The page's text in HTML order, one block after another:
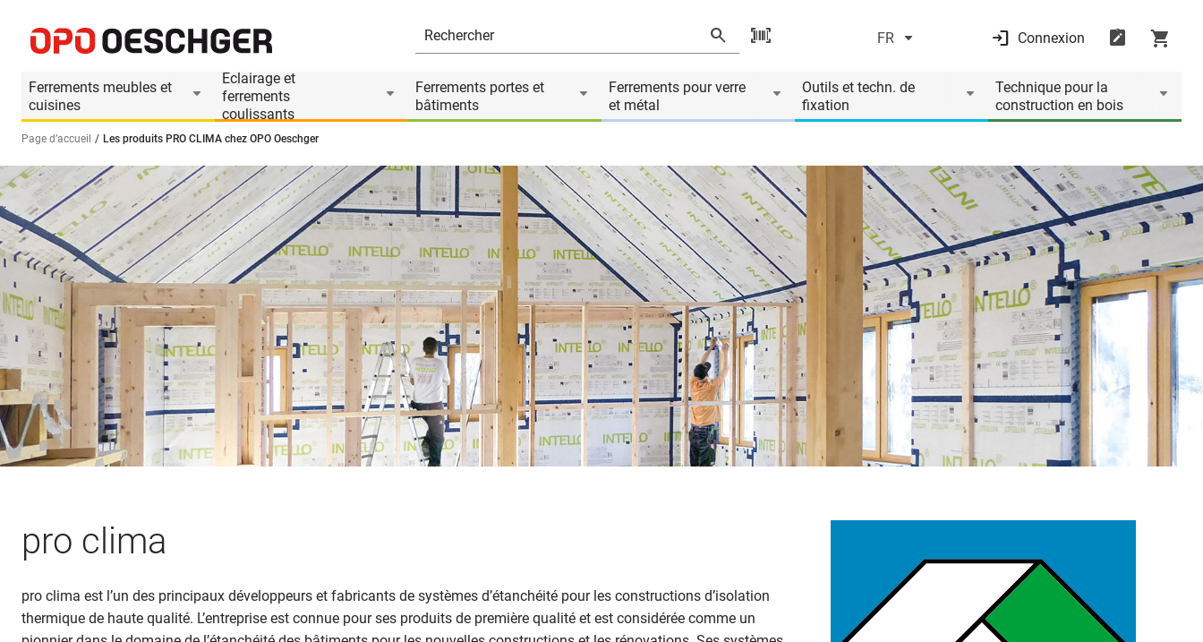
FR Connexion
Ferrements meubles et
cuisines
Eclairage et
ferrements
coulissants
Ferrements portes et
bâtiments
Ferrements pour verre
et métal
Outils et techn. de
fixation
Technique pour la
construction en bois
Sélectionnez une langue (FR)
Page d’accueil Les produits PRO CLIMA chez OPO Oeschger
pro clima
pro clima est l’un des principaux développeurs et fabricants de systèmes d’étanchéité pour les constructions d’isolation
thermique de haute qualité. L’entreprise est connue pour ses produits de première qualité et est considérée comme un